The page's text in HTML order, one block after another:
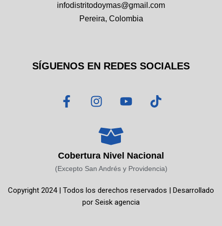
infodistritodoymas@gmail.com
Pereira, Colombia
SÍGUENOS EN REDES SOCIALES
F
a
o
o
-
I
n
t
a
g
r
m
Y
o
b
e
T
i
k
Cobertura Nivel Nacional
(Excepto San Andrés y Providencia)
Copyright 2024 | Todos los derechos reservados | Desarrollado
por Seisk agencia